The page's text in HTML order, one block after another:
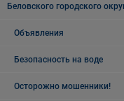
Беловского городского
Объявления
Безопасность на воде
Осторожно мошенники!